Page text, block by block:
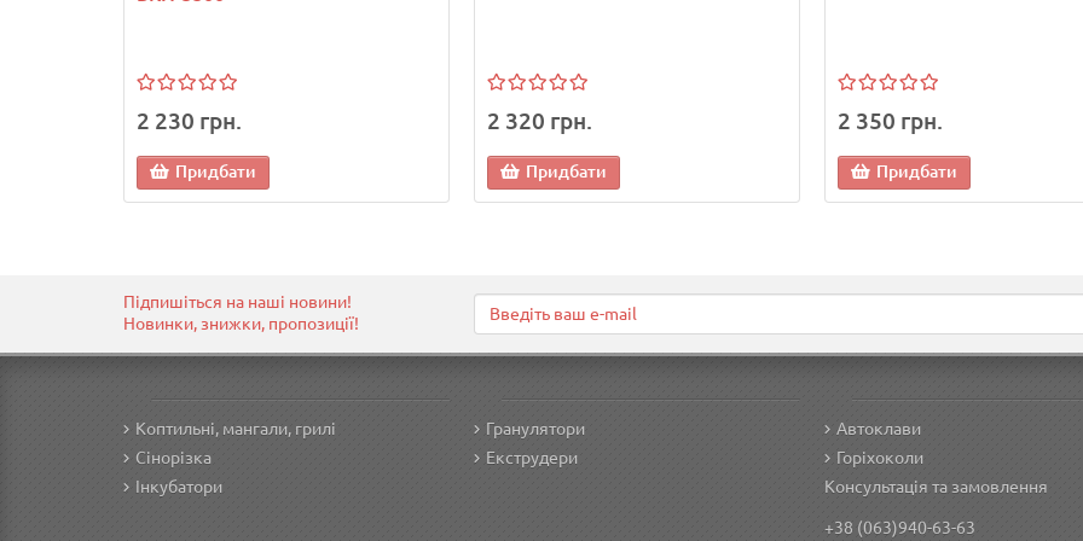
2 230 грн.
Придбати
2 320 грн.
Придбати
2 350 грн.
Придбати
Підпишіться на наші новини!
Новинки, знижки, пропозиції!
Коптильні, мангали, грилі
Сінорізка
Інкубатори
Гранулятори
Екструдери
Автоклави
Горіхоколи
Консультація та замовлення
+38 (063)940-63-63